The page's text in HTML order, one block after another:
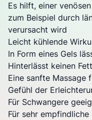
Es hilft, einer
zum Beispiel durch
verursacht wird
Leicht kühlende
In Form eines Gels
Hinterlässt keinen
Eine sanfte Massage
Gefühl der
Für Schwangere
Für sehr